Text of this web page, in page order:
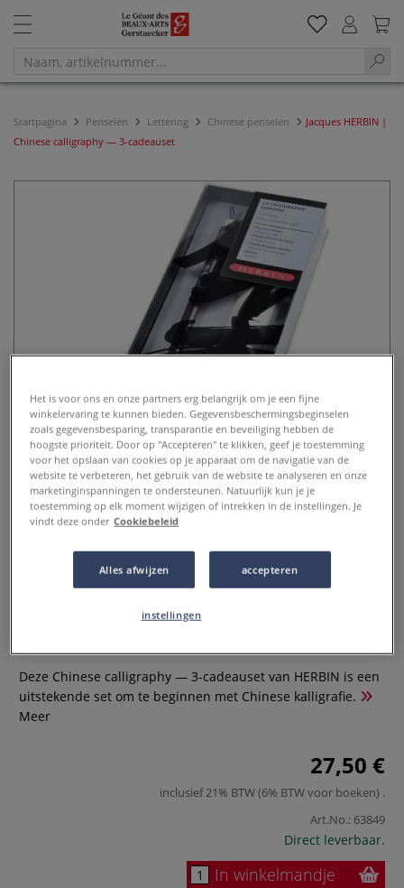
Startpagina Penselen Lettering Chinese penselen
Jacques HERBIN |
Chinese calligraphy — 3-cadeauset
Jacques HERBIN | Chinese
calligraphy — 3-cadeauset
Deze Chinese calligraphy — 3-cadeauset van HERBIN is een
uitstekende set om te beginnen met Chinese kalligrafie.
Meer
27,50 €
inclusief 21% BTW (6% BTW voor boeken) .
Art.No.: 63849
Direct leverbaar.
In winkelmandje
Het is voor ons en onze partners erg belangrijk om je een fijne
winkelervaring te kunnen bieden. Gegevensbeschermingsbeginselen
zoals gegevensbesparing, transparantie en beveiliging hebben de
hoogste prioriteit. Door op "Accepteren" te klikken, geef je toestemming
voor het opslaan van cookies op je apparaat om de navigatie van de
website te verbeteren, het gebruik van de website te analyseren en onze
marketinginspanningen te ondersteunen. Natuurlijk kun je je
toestemming op elk moment wijzigen of intrekken in de instellingen. Je
vindt deze onder Cookiebeleid
Alles afwijzen accepteren
instellingen